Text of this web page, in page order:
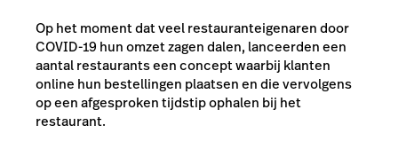
Op het moment dat veel restauranteigenaren door
COVID-19 hun omzet zagen dalen, lanceerden een
aantal restaurants een concept waarbij klanten
online hun bestellingen plaatsen en die vervolgens
op een afgesproken tijdstip ophalen bij het
restaurant.